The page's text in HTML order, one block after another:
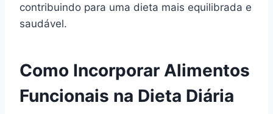
contribuindo para uma dieta mais equilibrada e
saudável.
Como Incorporar Alimentos
Funcionais na Dieta Diária